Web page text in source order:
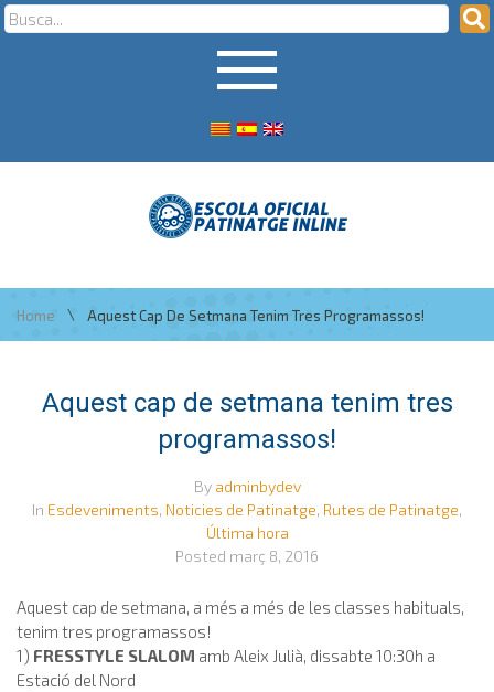
Home \ Aquest Cap De Setmana Tenim Tres Programassos!
Aquest cap de setmana tenim tres
programassos!
By adminbydev
In Esdeveniments, Noticies de Patinatge, Rutes de Patinatge,
Última hora
Posted març 8, 2016
Aquest cap de setmana, a més a més de les classes habituals,
tenim tres programassos!
1) FRESSTYLE SLALOM amb Aleix Julià, dissabte 10:30h a
Estació del Nord